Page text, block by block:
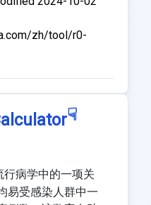
zh/tool/r0-
☟
病学中的一项关
易受感染人群中一